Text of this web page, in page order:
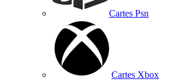
Cartes Psn
Cartes Xbox